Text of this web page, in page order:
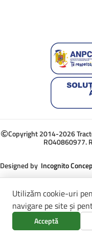
Utilizăm cookie-uri
navigare pe site și
Acceptă
Copyright 2014-2026
RO40860977.
Designed by Incognito